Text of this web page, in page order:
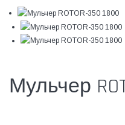
Мульчер